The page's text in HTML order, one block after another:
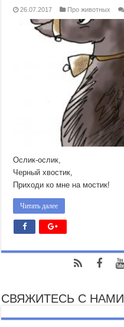
26.07.2017 Про животных
Ослик-ослик,
Черный хвостик,
Приходи ко мне на мостик!
Читать далее
СВЯЖИТЕСЬ С НАМИ